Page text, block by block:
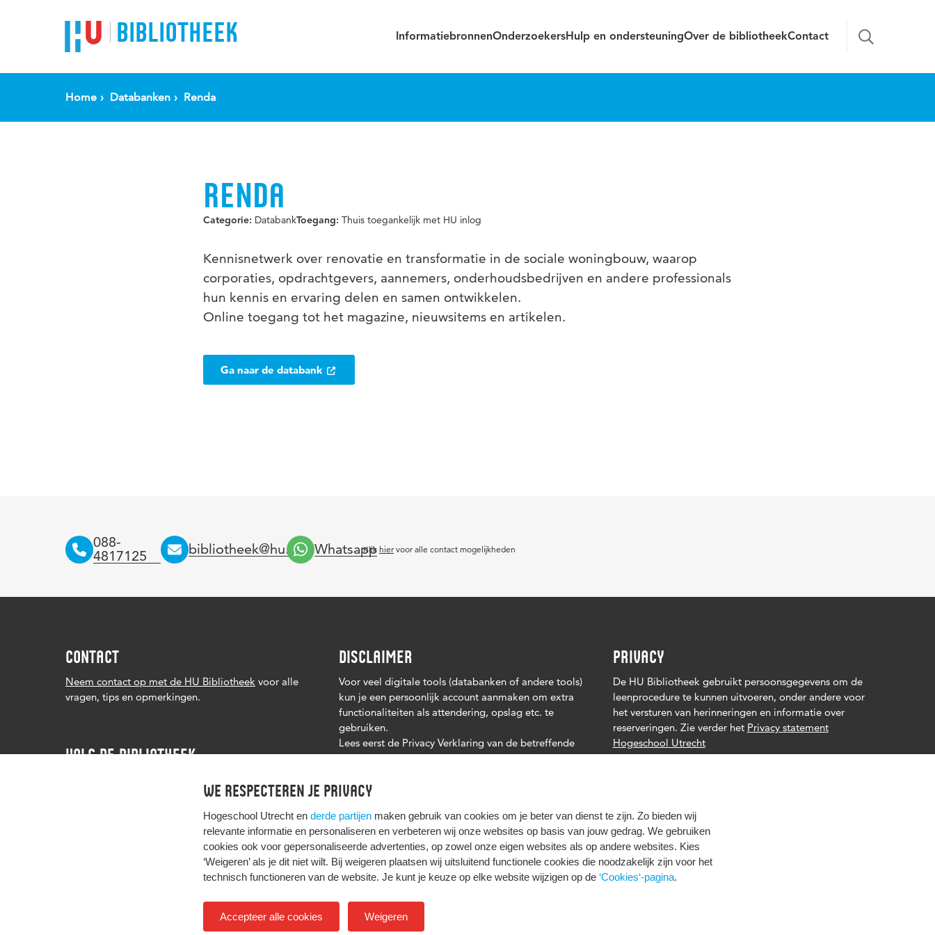
We respecteren je privacy
Hogeschool Utrecht en derde partijen maken gebruik van cookies om je beter van dienst te zijn. Zo bieden wij
relevante informatie en personaliseren en verbeteren wij onze websites op basis van jouw gedrag. We gebruiken
cookies ook voor gepersonaliseerde advertenties, op zowel onze eigen websites als op andere websites. Kies
‘Weigeren’ als je dit niet wilt. Bij weigeren plaatsen wij uitsluitend functionele cookies die noodzakelijk zijn voor het
technisch functioneren van de website. Je kunt je keuze op elke website wijzigen op de ‘Cookies‘-pagina.
Accepteer alle cookies Weigeren
BIBLIOTHEEK InformatiebronnenOnderzoekersHulp en ondersteuningOver de bibliotheekContact
Home Databanken Renda
RENDA
Categorie: DatabankToegang: Thuis toegankelijk met HU inlog
Kennisnetwerk over renovatie en transformatie in de sociale woningbouw, waarop
corporaties, opdrachtgevers, aannemers, onderhoudsbedrijven en andere professionals
hun kennis en ervaring delen en samen ontwikkelen.
Online toegang tot het magazine, nieuwsitems en artikelen.
Ga naar de databank
088-
4817125
bibliotheek@hu.nl Whatsapp
Klik hier voor alle contact mogelijkheden
CONTACT
Neem contact op met de HU Bibliotheek voor alle
vragen, tips en opmerkingen.
VOLG DE BIBLIOTHEEK
DISCLAIMER
Voor veel digitale tools (databanken of andere tools)
kun je een persoonlijk account aanmaken om extra
functionaliteiten als attendering, opslag etc. te
gebruiken.
Lees eerst de Privacy Verklaring van de betreffende
tool. Het is je eigen verantwoordelijkheid of je je
PRIVACY
De HU Bibliotheek gebruikt persoonsgegevens om de
leenprocedure te kunnen uitvoeren, onder andere voor
het versturen van herinneringen en informatie over
reserveringen. Zie verder het Privacy statement
Hogeschool Utrecht
HIER KOMT ALLES SAMEN